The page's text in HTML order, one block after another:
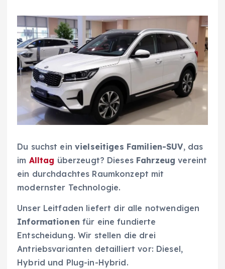
Du suchst einvielseitiges Familien-SUV, das
im Alltag überzeugt? Dieses Fahrzeug vereint
ein durchdachtes Raumkonzept mit
modernster Technologie.
Unser Leitfaden liefert dir alle notwendigen
Informationen für eine fundierte
Entscheidung. Wir stellen die drei
Antriebsvarianten detailliert vor: Diesel,
Hybrid und Plug-in-Hybrid.